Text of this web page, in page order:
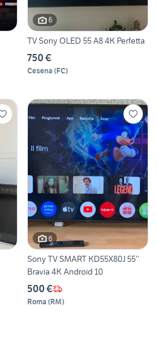
6
TV Sony OLED 55 A8 4K Perfetta
750 €
Cesena (FC)
6
Sony TV SMART KD55X80J 55’’
Bravia 4K Android 10
500 €
Roma (RM)